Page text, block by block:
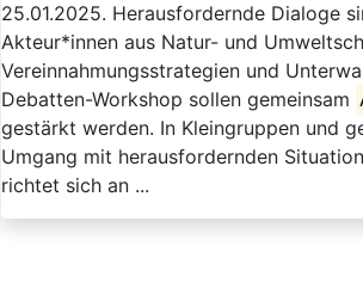
25.01.2025. Herausfordernde Dialoge
Akteur*innen aus Natur- und
Vereinnahmungsstrategien und
Debatten-Workshop sollen gemeinsam
gestärkt werden. In Kleingruppen und
Umgang mit herausfordernden
richtet sich an ...